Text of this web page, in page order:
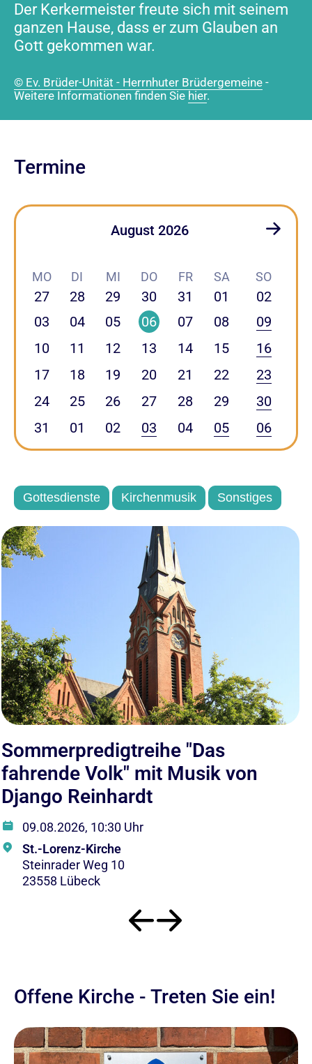
Der Kerkermeister freute sich mit seinem
ganzen Hause, dass er zum Glauben an
Gott gekommen war.
© Ev. Brüder-Unität - Herrnhuter Brüdergemeine -
Weitere Informationen finden Sie hier.
Termine
August 2026
MO DI MI DO FR SA SO
27 28 29 30 31 01
02
03
04 05 06 07 08
09
10
11 12 13 14 15
16
17
18 19 20 21 22
23
24
25 26 27 28 29
30
31
01 02 03 04 05 06
Gottesdienste Kirchenmusik Sonstiges
Sommerpredigtreihe "Das
fahrende Volk" mit Musik von
Django Reinhardt
09.08.2026, 10:30 Uhr
St.-Lorenz-Kirche
Steinrader Weg 10
23558 Lübeck
Offene Kirche - Treten Sie ein!